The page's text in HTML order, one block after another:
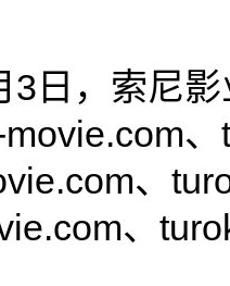
，索尼影
、
、